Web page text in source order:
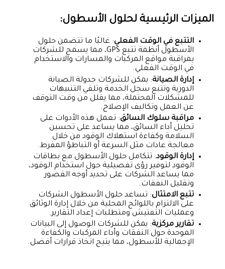
الميزات الرئيسية لحلول الأسطول:
التتبع في الوقت الفعلي: غالبًا ما تتضمن حلول
الأسطول أنظمة تتبع GPS، مما يسمح للشركات
بمراقبة مواقع المركبات والمسارات والاستخدام
في الوقت الفعلي.
إدارة الصيانة: يمكن للشركات جدولة الصيانة
الدورية وتتبع سجل الخدمة وتلقي التنبيهات
للمشكلات المحتملة، مما يقلل من وقت التوقف
عن العمل وتكاليف الإصلاح.
مراقبة سلوك السائق: تعمل هذه الأدوات على
تحليل أداء السائق، مما يساعد على تحسين
السلامة وكفاءة استهلاك الوقود من خلال
معالجة عادات مثل السرعة أو التباطؤ المفرط.
إدارة الوقود: تتكامل حلول الأسطول مع بطاقات
الوقود لتوفير رؤى تفصيلية حول استخدام الوقود،
مما يساعد الشركات على تحديد أوجه القصور
وتقليل النفقات.
تتبع الامتثال: تساعد حلول الأسطول الشركات
على الالتزام باللوائح المحلية من خلال إدارة الوثائق
وعمليات التفتيش ومتطلبات إعداد التقارير.
تقارير مركزية: يمكن للشركات الوصول إلى البيانات
الموحدة حول النفقات وأداء المركبات والكفاءة
الإجمالية للأسطول، مما يتيح اتخاذ قرارات أفضل.